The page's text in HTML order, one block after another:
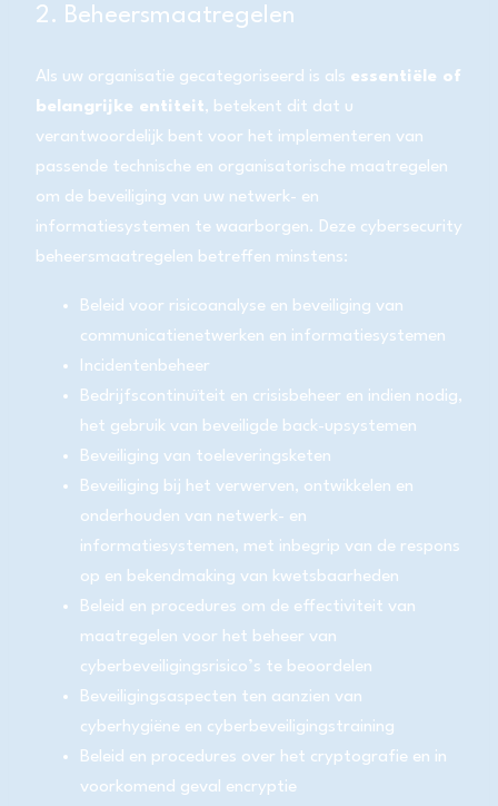
2. Beheersmaatregelen
Als uw organisatie gecategoriseerd is als essentiële of
belangrijke entiteit, betekent dit dat u
verantwoordelijk bent voor het implementeren van
passende technische en organisatorische maatregelen
om de beveiliging van uw netwerk- en
informatiesystemen te waarborgen. Deze cybersecurity
beheersmaatregelen betreffen minstens:
Beleid voor risicoanalyse en beveiliging van
communicatienetwerken en informatiesystemen
Incidentenbeheer
Bedrijfscontinuïteit en crisisbeheer en indien nodig,
het gebruik van beveiligde back-upsystemen
Beveiliging van toeleveringsketen
Beveiliging bij het verwerven, ontwikkelen en
onderhouden van netwerk- en
informatiesystemen, met inbegrip van de respons
op en bekendmaking van kwetsbaarheden
Beleid en procedures om de effectiviteit van
maatregelen voor het beheer van
cyberbeveiligingsrisico’s te beoordelen
Beveiligingsaspecten ten aanzien van
cyberhygiëne en cyberbeveiligingstraining
Beleid en procedures over het cryptografie en in
voorkomend geval encryptie